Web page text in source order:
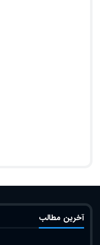
آخرین مطالب